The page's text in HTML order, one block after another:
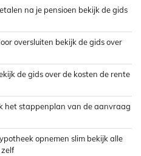
na je pensioen bekijk de gids
oversluiten bekijk de gids over
de gids over de kosten de rente
het stappenplan van de aanvraag
opnemen slim bekijk alle